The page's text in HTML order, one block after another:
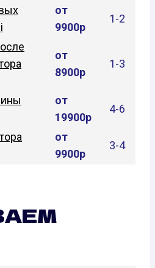
от
9900р
1-2
от
8900р
1-3
от
19900р
4-6
от
9900р
3-4